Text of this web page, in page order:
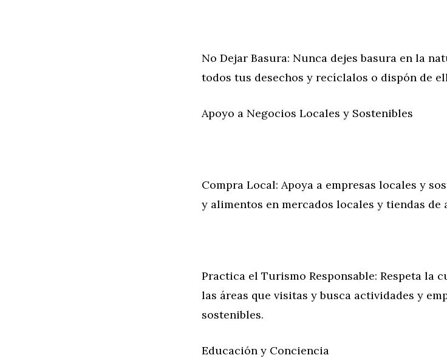
No Dejar Basura: Nunca dejes basura en la
todos tus desechos y recíclalos o dispón de
Apoyo a Negocios Locales y Sostenibles
Compra Local: Apoya a empresas locales y
y alimentos en mercados locales y tiendas de
Practica el Turismo Responsable: Respeta la
las áreas que visitas y busca actividades y
sostenibles.
Educación y Conciencia